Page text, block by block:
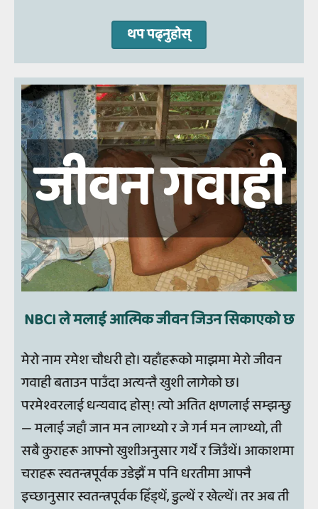
थप पढ्नुहोस्
जीवन गवाही
NBCI ले मलाई आत्मिक जीवन जिउन सिकाएको छ
मेरो नाम रमेश चौधरी हो। यहाँहरूको माझमा मेरो जीवन
गवाही बताउन पाउँदा अत्यन्तै खुशी लागेको छ।
परमेश्वरलाई धन्यवाद होस्! त्यो अतित क्षणलाई सम्झन्छु
— मलाई जहाँ जान मन लाग्थ्यो र जे गर्न मन लाग्थ्यो, ती
सबै कुराहरू आफ्नो खुशीअनुसार गर्थें र जिउँथें। आकाशमा
चराहरू स्वतन्त्रपूर्वक उडेझैं म पनि धरतीमा आफ्नै
इच्छानुसार स्वतन्त्रपूर्वक हिँड्थें, डुल्थें र खेल्थें। तर अब ती